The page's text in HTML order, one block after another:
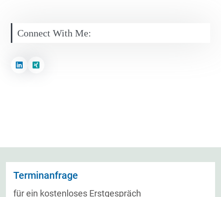
Connect With Me:
Terminanfrage
für ein kostenloses Erstgespräch